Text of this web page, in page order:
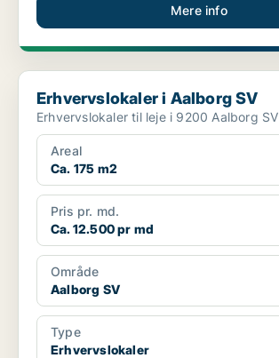
Mere info
Erhvervslokaler i Aalborg SV
Erhvervslokaler i Aalborg SV
Erhvervslokaler til leje i 9200 Aalborg SV
Areal
Ca. 175 m2
Pris pr. md.
Ca. 12.500 pr md
Område
Aalborg SV
Type
Erhvervslokaler